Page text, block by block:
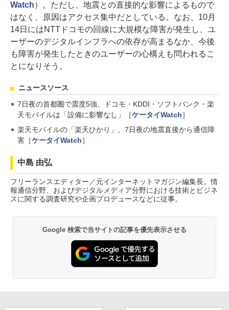
Watch）。ただし、地震との直接的な影響によるもので
はなく、原因はアクセス集中だとしている。なお、10月
14日にはNTTドコモの回線に大規模な障害が発生し、ユ
ーザーのデジタルインフラへの依存が高まるなか、今後
も障害が発生したときのユーザーの心構えも問われるこ
とになりそう。
ニュースソース
7日夜の首都圏で震度5強、ドコモ・KDDI・ソフトバンク・楽
天モバイルは「設備に影響なし」［ケータイWatch］
楽天モバイルの「楽天ひかり」、7日夜の地震直後から通信障
害［ケータイWatch］
中島 由弘
フリーランスエディター／元インターネットマガジン編集長。情
報通信分野、およびデジタルメディア分野における技術とビジネ
スに関する調査研究や企画プロデュースなどに従事。
Google 検索で当サイトの記事を優先表示させる